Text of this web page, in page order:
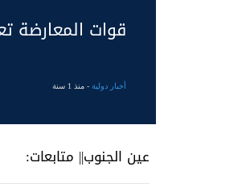
قوات المعارضة
أخبار دولية- منذ 1 سنة
عين الجنوب|| متابعات: